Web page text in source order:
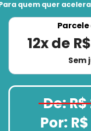
quem quer
12x de
Sem
De:
Por: